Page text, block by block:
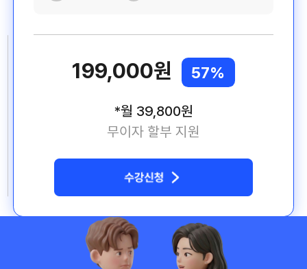
199,000원 57%
*월 39,800원
무이자 할부 지원
실무에서 바로 써 먹을 수 있는 강의
중국어 자격증은 있지만, 중국 문화와 비즈니스 용어를 몰라
앞으로의 회사 생활이 너무 고민이었는데, 마침 이 패키지를
만났어요.
필요한 것만 딱딱 알려주셔서 너무 좋았습니다.